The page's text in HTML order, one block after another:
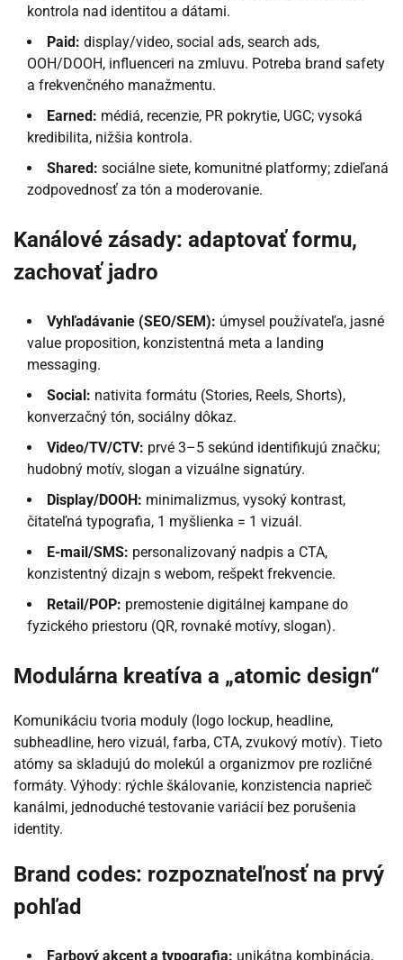
kontrola nad identitou a dátami.
Paid: display/video, social ads, search ads,
OOH/DOOH, influenceri na zmluvu. Potreba brand safety
a frekvenčného manažmentu.
Earned: médiá, recenzie, PR pokrytie, UGC; vysoká
kredibilita, nižšia kontrola.
Shared: sociálne siete, komunitné platformy; zdieľaná
zodpovednosť za tón a moderovanie.
Kanálové zásady: adaptovať formu,
zachovať jadro
Vyhľadávanie (SEO/SEM): úmysel používateľa, jasné
value proposition, konzistentná meta a landing
messaging.
Social: nativita formátu (Stories, Reels, Shorts),
konverzačný tón, sociálny dôkaz.
Video/TV/CTV: prvé 3–5 sekúnd identifikujú značku;
hudobný motív, slogan a vizuálne signatúry.
Display/DOOH: minimalizmus, vysoký kontrast,
čitateľná typografia, 1 myšlienka = 1 vizuál.
E-mail/SMS: personalizovaný nadpis a CTA,
konzistentný dizajn s webom, rešpekt frekvencie.
Retail/POP: premostenie digitálnej kampane do
fyzického priestoru (QR, rovnaké motívy, slogan).
Modulárna kreatíva a „atomic design“
Komunikáciu tvoria moduly (logo lockup, headline,
subheadline, hero vizuál, farba, CTA, zvukový motív). Tieto
atómy sa skladujú do molekúl a organizmov pre rozličné
formáty. Výhody: rýchle škálovanie, konzistencia naprieč
kanálmi, jednoduché testovanie variácií bez porušenia
identity.
Brand codes: rozpoznateľnosť na prvý
pohľad
Farbový akcent a typografia: unikátna kombinácia,